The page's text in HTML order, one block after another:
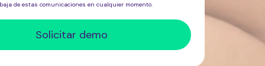
de estas comunicaciones en cualquier momento.